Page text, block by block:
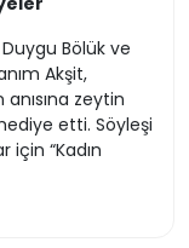
Duygu Bölük ve
Akşit,
zeytin
etti. Söyleşi
için “Kadın